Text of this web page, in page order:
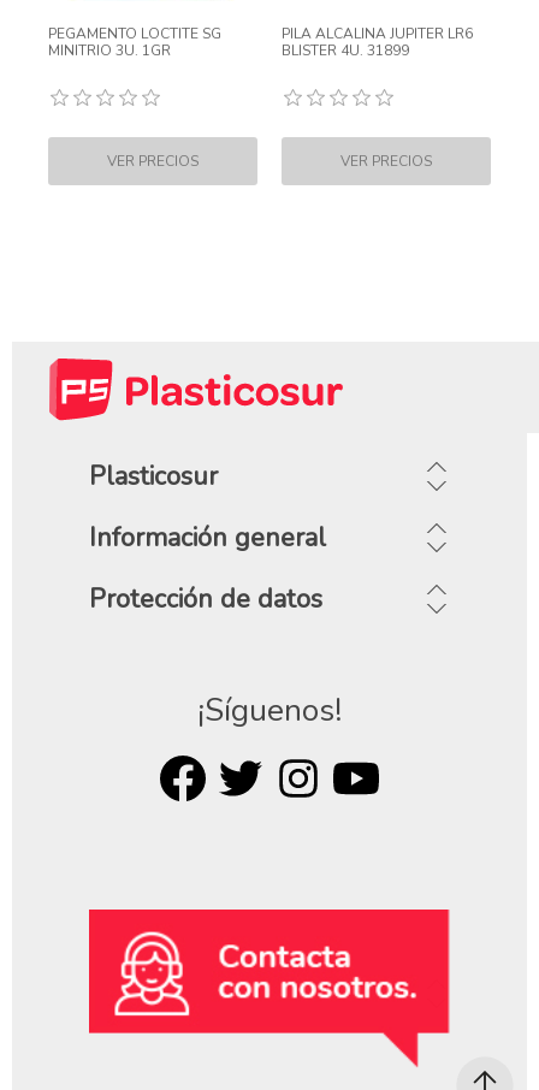
PEGAMENTO LOCTITE SG
MINITRIO 3U. 1GR
PILA ALCALINA JUPITER LR6
BLISTER 4U. 31899
Plasticosur
Información general
Protección de datos
¡Síguenos!